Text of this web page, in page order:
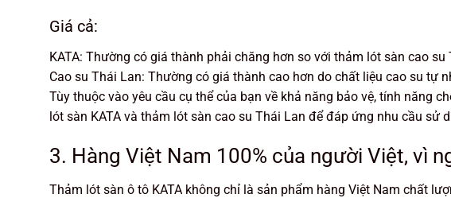
Giá cả:
KATA: Thường có giá thành phải chăng hơn so với thảm lót sàn cao su
Cao su Thái Lan: Thường có giá thành cao hơn do chất liệu cao su tự
Tùy thuộc vào yêu cầu cụ thể của bạn về khả năng bảo vệ, tính năng
lót sàn KATA và thảm lót sàn cao su Thái Lan để đáp ứng nhu cầu sử
3. Hàng Việt Nam 100% của người Việt, vì
Thảm lót sàn ô tô KATA không chỉ là sản phẩm hàng Việt Nam chất